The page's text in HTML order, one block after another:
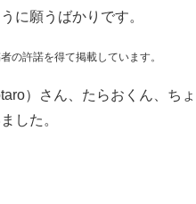
に願うばかりです。
の許諾を得て掲載しています。
）さん、たらおくん、ち
した。